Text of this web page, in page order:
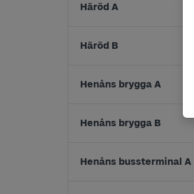
Häröd A
Häröd B
Henåns brygga A
Henåns brygga B
Henåns bussterminal A